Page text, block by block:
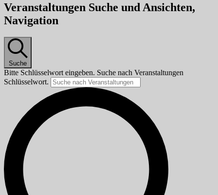
Veranstaltungen Suche und Ansichten,
Navigation
Suche
Bitte Schlüsselwort eingeben. Suche nach Veranstaltungen
Schlüsselwort.